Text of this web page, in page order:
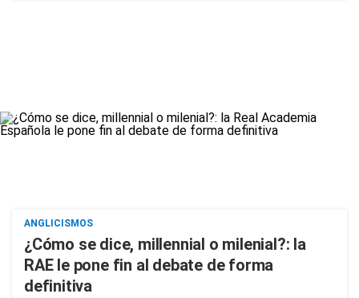
ANGLICISMOS
¿Cómo se dice, millennial o milenial?: la
RAE le pone fin al debate de forma
definitiva